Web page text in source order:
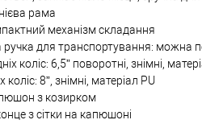
рама
механізм складання
ручка для транспортування: можна
коліс: 6,5” поворотні, знімні,
коліс: 8”, знімні, матеріал PU
з козирком
з сітки на капюшоні